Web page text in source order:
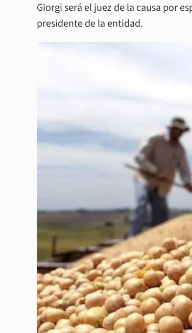
Giorgi será el juez de la causa por
presidente de la entidad.